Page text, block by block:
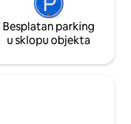
Besplatan parking
u sklopu objekta